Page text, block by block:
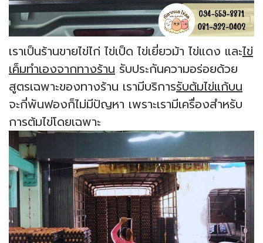
เราเป็นร้านขายไข่ไก่ ไข่เป็ด ไข่เยี่ยวม้า ไข่แดง และไข่
เค็มทำเองจากทางร้าน รับประกันความอร่อยด้วย
สูตรเฉพาะของทางร้าน เรามีบริการรับต้มไข่แก้บน
จะกี่พันฟองก็ไม่มีปัญหา เพราะเรามีเครื่องสำหรับ
การต้มไข่โดยเฉพาะ